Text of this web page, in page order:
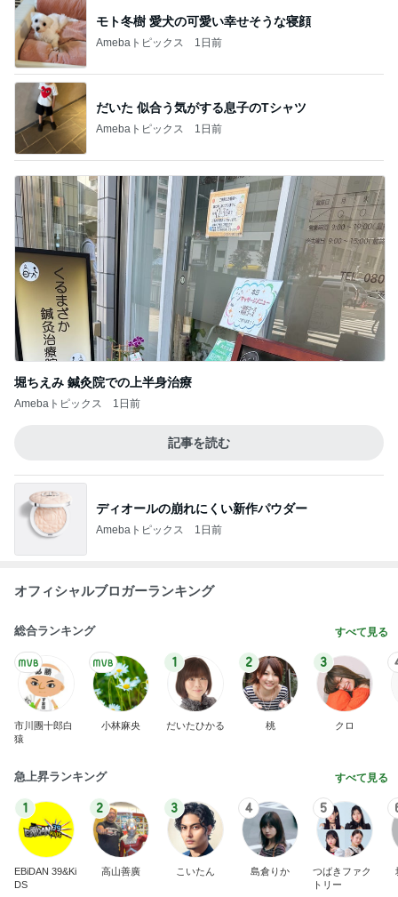
モト冬樹 愛犬の可愛い幸せそうな寝顔
Amebaトピックス 1日前
だいた 似合う気がする息子のTシャツ
Amebaトピックス 1日前
堀ちえみ 鍼灸院での上半身治療
Amebaトピックス 1日前
記事を読む
ディオールの崩れにくい新作パウダー
Amebaトピックス 1日前
オフィシャルブロガーランキング
総合ランキング すべて見る
市川團十郎白
猿
小林麻央
1
だいたひかる
2
桃
3
クロ
急上昇ランキング すべて見る
1
EBiDAN 39&Ki
DS
2
高山善廣
3
こいたん
4
島倉りか
5
つばきファク
トリー